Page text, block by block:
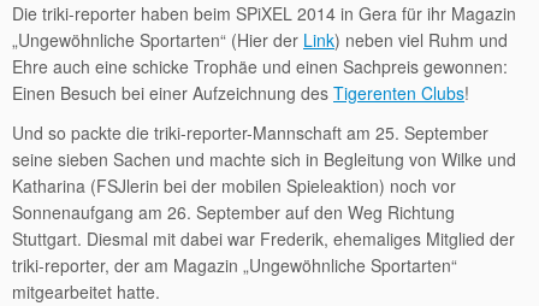
Die triki-reporter haben beim SPiXEL 2014 in Gera für ihr Magazin
„Ungewöhnliche Sportarten“ (Hier der Link) neben viel Ruhm und
Ehre auch eine schicke Trophäe und einen Sachpreis gewonnen:
Einen Besuch bei einer Aufzeichnung des Tigerenten Clubs!
Und so packte die triki-reporter-Mannschaft am 25. September
seine sieben Sachen und machte sich in Begleitung von Wilke und
Katharina (FSJlerin bei der mobilen Spieleaktion) noch vor
Sonnenaufgang am 26. September auf den Weg Richtung
Stuttgart. Diesmal mit dabei war Frederik, ehemaliges Mitglied der
triki-reporter, der am Magazin „Ungewöhnliche Sportarten“
mitgearbeitet hatte.